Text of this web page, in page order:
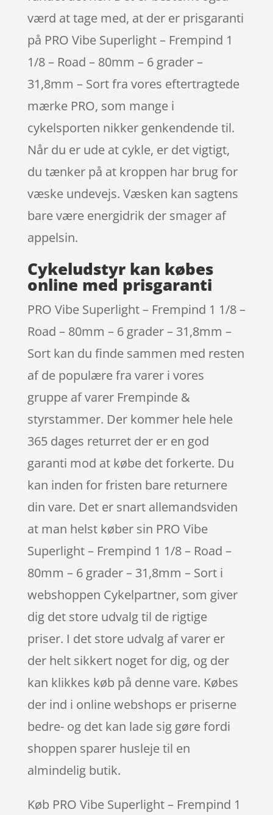
værd at tage med, at der er prisgaranti
på PRO Vibe Superlight – Frempind 1
1/8 – Road – 80mm – 6 grader –
31,8mm – Sort fra vores eftertragtede
mærke PRO, som mange i
cykelsporten nikker genkendende til.
Når du er ude at cykle, er det vigtigt,
du tænker på at kroppen har brug for
væske undevejs. Væsken kan sagtens
bare være energidrik der smager af
appelsin.
Cykeludstyr kan købes
online med prisgaranti
PRO Vibe Superlight – Frempind 1 1/8 –
Road – 80mm – 6 grader – 31,8mm –
Sort kan du finde sammen med resten
af de populære fra varer i vores
gruppe af varer Frempinde &
styrstammer. Der kommer hele hele
365 dages returret der er en god
garanti mod at købe det forkerte. Du
kan inden for fristen bare returnere
din vare. Det er snart allemandsviden
at man helst køber sin PRO Vibe
Superlight – Frempind 1 1/8 – Road –
80mm – 6 grader – 31,8mm – Sort i
webshoppen Cykelpartner, som giver
dig det store udvalg til de rigtige
priser. I det store udvalg af varer er
der helt sikkert noget for dig, og der
kan klikkes køb på denne vare. Købes
der ind i online webshops er priserne
bedre- og det kan lade sig gøre fordi
shoppen sparer husleje til en
almindelig butik.
Køb PRO Vibe Superlight – Frempind 1